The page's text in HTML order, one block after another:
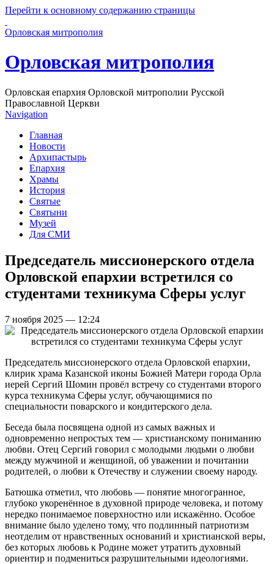
Перейти к основному содержанию страницы
Орловская митрополия
Орловская митрополия
Орловская епархия Орловской митрополии Русской
Православной Церкви
Navigation
Главная
Новости
Архипастырь
Епархия
Храмы
История
Святые
Святыни
Музей
Для СМИ
Председатель миссионерского отдела
Орловской епархии встретился со
студентами техникума Сферы услуг
7 ноября 2025 — 12:24
Председатель миссионерского отдела Орловской епархии,
клирик храма Казанской иконы Божией Матери города Орла
иерей Сергий Шомин провёл встречу со студентами второго
курса техникума Сферы услуг, обучающимися по
специальности поварского и кондитерского дела.
Беседа была посвящена одной из самых важных и
одновременно непростых тем — христианскому пониманию
любви. Отец Сергий говорил с молодыми людьми о любви
между мужчиной и женщиной, об уважении и почитании
родителей, о любви к Отечеству и служении своему народу.
Батюшка отметил, что любовь — понятие многогранное,
глубоко укоренённое в духовной природе человека, и потому
нередко понимаемое поверхностно или искажённо. Особое
внимание было уделено тому, что подлинный патриотизм
неотделим от нравственных оснований и христианской веры,
без которых любовь к Родине может утратить духовный
ориентир и подмениться разрушительными идеологиями.